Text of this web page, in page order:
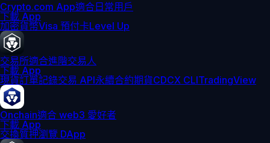
Crypto.com App適合日常用戶
下載 App
加密貨幣Visa 預付卡Level Up
交易所適合進階交易人
下載 App
現貨訂單記錄交易 API永續合約期貨CDCX CLITradingView
Onchain適合 web3 愛好者
下載 App
交換質押瀏覽 DApp